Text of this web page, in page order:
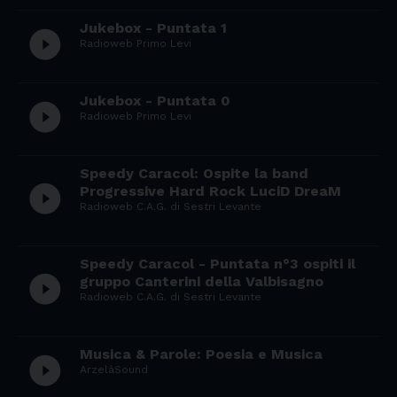
play_circle_filled Jukebox - Puntata 1
Radioweb Primo Levi
play_circle_filled Jukebox - Puntata 0
Radioweb Primo Levi
play_circle_filled
Speedy Caracol: Ospite la band
Progressive Hard Rock LuciD DreaM
Radioweb C.A.G. di Sestri Levante
play_circle_filled
Speedy Caracol - Puntata n°3 ospiti il
gruppo Canterini della Valbisagno
Radioweb C.A.G. di Sestri Levante
play_circle_filled Musica & Parole: Poesia e Musica
ArzelàSound